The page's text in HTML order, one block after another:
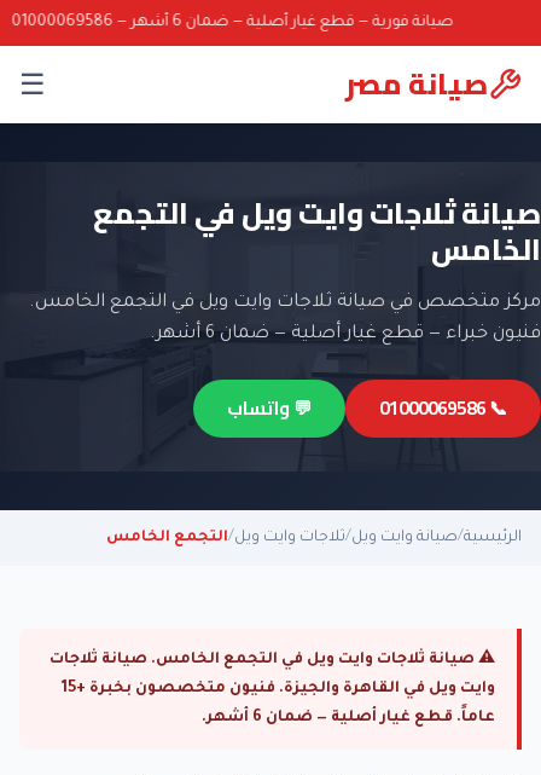
صيانة فورية — قطع غيار أصلية — ضمان 6 أشهر — 01000069586
صيانة مصر ☰
صيانة ثلاجات وايت ويل في التجمع
الخامس
مركز متخصص في صيانة ثلاجات وايت ويل في التجمع الخامس.
فنيون خبراء — قطع غيار أصلية — ضمان 6 أشهر.
📞 01000069586 💬 واتساب
الرئيسية/صيانة وايت ويل/ثلاجات وايت ويل/التجمع الخامس
⚠ صيانة ثلاجات وايت ويل في التجمع الخامس. صيانة ثلاجات
وايت ويل في القاهرة والجيزة. فنيون متخصصون بخبرة +15
عاماً. قطع غيار أصلية — ضمان 6 أشهر.